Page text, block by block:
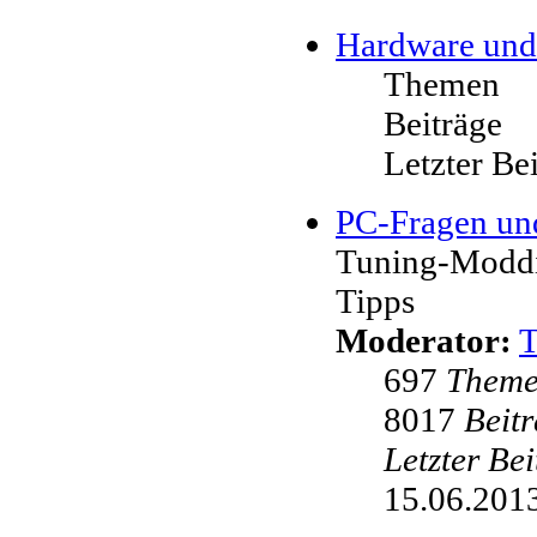
Hardware
Themen
Beiträge
Letzter
PC-Fragen
Tuning-
Tipps
Moderator:
697
8017
Letzter